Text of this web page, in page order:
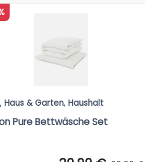
, Haus & Garten, Haushalt
Pure Bettwäsche Set